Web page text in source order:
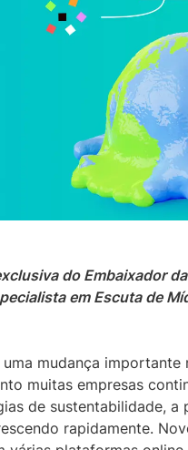
do Embaixador
em Escuta de
mudança
muitas empresas
de sustentabilidade,
rapidamente.